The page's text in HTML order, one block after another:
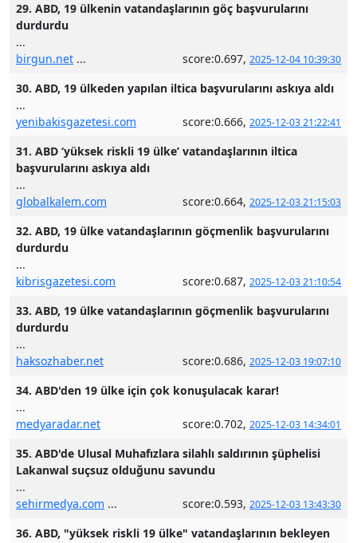
29. ABD, 19 ülkenin vatandaşlarının göç başvurularını
durdurdu
...
birgun.net ... score:0.697, 2025-12-04 10:39:30
30. ABD, 19 ülkeden yapılan iltica başvurularını askıya aldı
...
yenibakisgazetesi.com
score:0.666, 2025-12-03 21:22:41
31. ABD ‘yüksek riskli 19 ülke’ vatandaşlarının iltica
başvurularını askıya aldı
...
globalkalem.com
score:0.664, 2025-12-03 21:15:03
32. ABD, 19 ülke vatandaşlarının göçmenlik başvurularını
durdurdu
...
kibrisgazetesi.com
score:0.687, 2025-12-03 21:10:54
33. ABD, 19 ülke vatandaşlarının göçmenlik başvurularını
durdurdu
...
haksozhaber.net
score:0.686, 2025-12-03 19:07:10
34. ABD'den 19 ülke için çok konuşulacak karar!
...
medyaradar.net
score:0.702, 2025-12-03 14:34:01
35. ABD'de Ulusal Muhafızlara silahlı saldırının şüphelisi
Lakanwal suçsuz olduğunu savundu
...
sehirmedya.com ... score:0.593, 2025-12-03 13:43:30
36. ABD, "yüksek riskli 19 ülke" vatandaşlarının bekleyen